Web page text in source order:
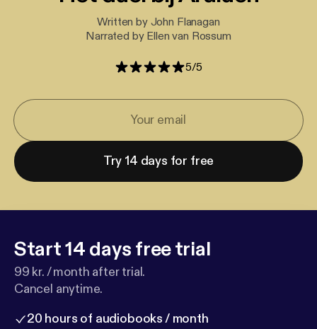
Written by John Flanagan
Narrated by Ellen van Rossum
5/5
Try 14 days for free
Start 14 days free trial
99 kr. / month after trial.
Cancel anytime.
20 hours of audiobooks / month